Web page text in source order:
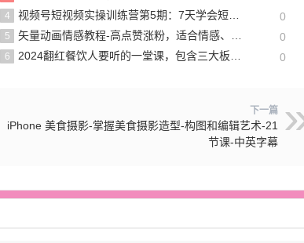
4 视频号短视频实操训练营第5期：7天学会短视频运营（12节课） 0
5 矢量动画情感教程-高点赞涨粉，适合情感、思维、创业教育等赛道 0
6 2024翻红餐饮人要听的一堂课，包含三大板块：餐饮管理、流量干货、特别篇 0
下一篇
iPhone 美食摄影-掌握美食摄影造型-构图和编辑艺术-21
节课-中英字幕